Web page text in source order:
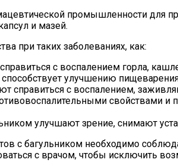
промышленности для
и мазей.
при таких заболеваниях, как:
с воспалением горла,
способствует улучшению
справиться с воспалением,
свойствами и
улучшают зрение, снимают
с багульником необходимо
с врачом, чтобы исключить